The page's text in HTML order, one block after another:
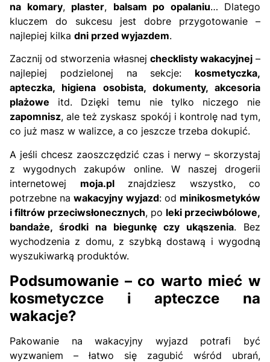
na komary, plaster, balsam po opalaniu… Dlatego
kluczem do sukcesu jest dobre przygotowanie –
najlepiej kilka dni przed wyjazdem.
Zacznij od stworzenia własnej checklisty wakacyjnej –
najlepiej podzielonej na sekcje: kosmetyczka,
apteczka, higiena osobista, dokumenty, akcesoria
plażowe itd. Dzięki temu nie tylko niczego nie
zapomnisz, ale też zyskasz spokój i kontrolę nad tym,
co już masz w walizce, a co jeszcze trzeba dokupić.
A jeśli chcesz zaoszczędzić czas i nerwy – skorzystaj
z wygodnych zakupów online. W naszej drogerii
internetowej moja.plznajdziesz wszystko, co
potrzebne nawakacyjny wyjazd: od minikosmetyków
i filtrów przeciwsłonecznych, po leki przeciwbólowe,
bandaże, środki na biegunkę czy ukąszenia. Bez
wychodzenia z domu, z szybką dostawą i wygodną
wyszukiwarką produktów.
Podsumowanie – co warto mieć w
kosmetyczce i apteczce na
wakacje?
Pakowanie na wakacyjny wyjazd potrafi być
wyzwaniem – łatwo się zagubić wśród ubrań,